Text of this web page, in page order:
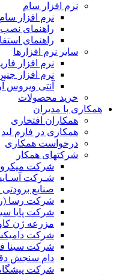
نرم افزار سام
نرم افزار سام
راهنمای نصب
راهنمای
سایر نرم افزارها
نرم افزار
نرم افزار
آنتی ویروس
خرید محصولات
همکاری با مدیران
همکاران افتخاری
همکاری در فارم لید
درخواست همکاری
شرکتهای همکار
شرکت
شـرکت
صنایع برودتی
شرکت رسا
شرکت پایا
مزرعه ژن
شرکت
شرکت سینا
دام سنجش
شرکت